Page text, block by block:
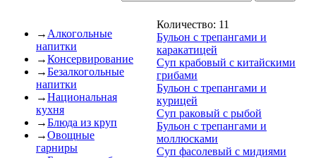
→ Алкогольные
напитки
→Консервирование
→Безалкогольные
напитки
→Национальная
кухня
→Блюда из круп
→Овощные
гарниры
Количество: 11
Бульон с трепангами и
каракатицей
Суп крабовый с китайскими
грибами
Бульон с трепангами и
курицей
Суп раковый с рыбой
Бульон с трепангами и
моллюсками
Суп фасолевый с мидиями